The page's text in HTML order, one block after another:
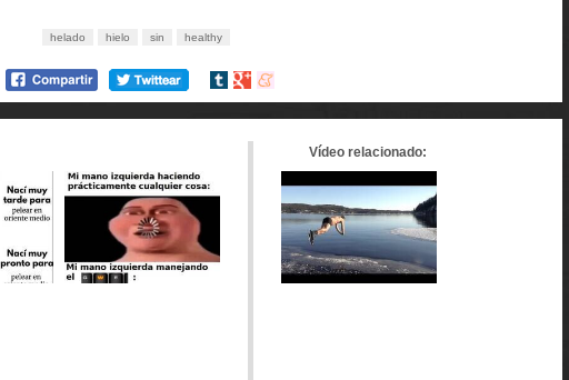
helado hielo sin healthy
Compartir
Compartir
Compartir
Vídeo relacionado: